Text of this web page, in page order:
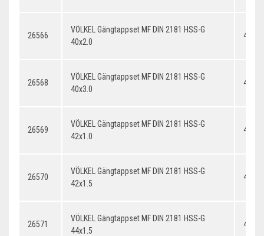
26566
VÖLKEL Gängtappset MF DIN 2181 HSS-G
40x2.0
26568
VÖLKEL Gängtappset MF DIN 2181 HSS-G
40x3.0
26569
VÖLKEL Gängtappset MF DIN 2181 HSS-G
42x1.0
26570
VÖLKEL Gängtappset MF DIN 2181 HSS-G
42x1.5
26571
VÖLKEL Gängtappset MF DIN 2181 HSS-G
44x1.5